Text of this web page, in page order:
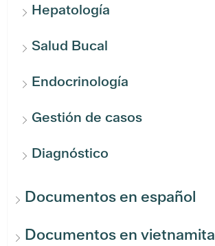
Hepatología
Salud Bucal
Endocrinología
Gestión de casos
Diagnóstico
Documentos en español
Documentos en vietnamita